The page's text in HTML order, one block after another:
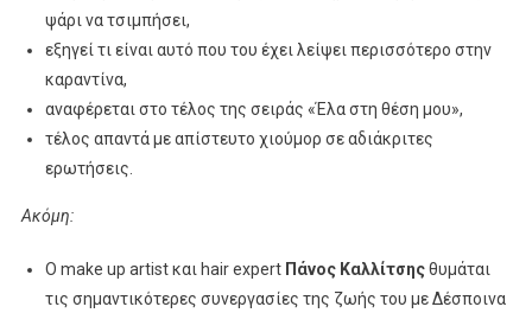
ψάρι να τσιμπήσει,
εξηγεί τι είναι αυτό που του έχει λείψει περισσότερο στην
καραντίνα,
αναφέρεται στο τέλος της σειράς «Έλα στη θέση μου»,
τέλος απαντά με απίστευτο χιούμορ σε αδιάκριτες
ερωτήσεις.
Ακόμη:
Ο make up artist και hair expert Πάνος Καλλίτσηςθυμάται
τις σημαντικότερες συνεργασίες της ζωής του με Δέσποινα